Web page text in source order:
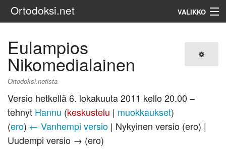
Ortodoksi.net VALIKKO
Haku
Eulampios
Nikomedialainen
Ortodoksi.netista
Versio hetkellä 6. lokakuuta 2011 kello 20.00 –
tehnyt Hannu (keskustelu | muokkaukset)
(ero) ← Vanhempi versio | Nykyinen versio (ero) |
Uudempi versio → (ero)